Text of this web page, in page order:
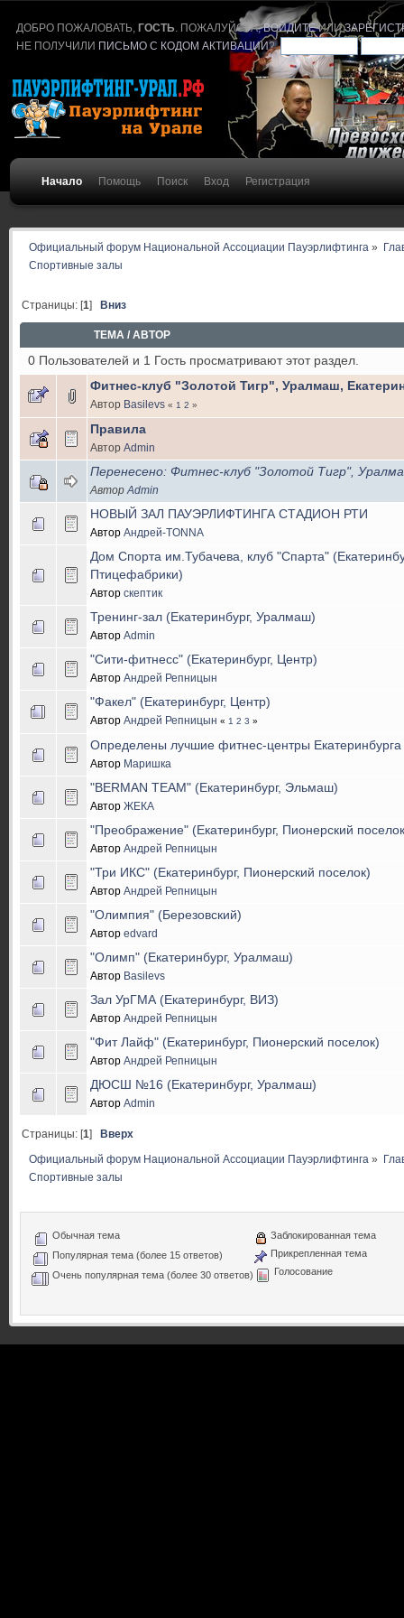
ДОБРО ПОЖАЛОВАТЬ,ГОСТЬ . ПОЖАЛУЙСТА,ВОЙДИТЕИЛИ
НЕ ПОЛУЧИЛИ ПИСЬМО С КОДОМ АКТИВАЦИИ?
Начало Помощь Поиск Вход Регистрация
Официальный форум Национальной Ассоциации Пауэрлифтинга »
Спортивные залы
Страницы: [1]Вниз
ТЕМА /АВТОР
0 Пользователей и 1 Гость просматривают этот раздел.
Фитнес-клуб "Золотой Тигр", Уралмаш,
Автор Basilevs « 1 2 »
Правила
Автор Admin
Перенесено: Фитнес-клуб "Золотой Тигр",
Автор Admin
НОВЫЙ ЗАЛ ПАУЭРЛИФТИНГА СТАДИОН РТИ
Автор Андрей-TONNA
Дом Спорта им.Тубачева, клуб "Спарта"
Птицефабрики)
Автор скептик
Тренинг-зал (Екатеринбург, Уралмаш)
Автор Admin
"Сити-фитнесс" (Екатеринбург, Центр)
Автор Андрей Репницын
"Факел" (Екатеринбург, Центр)
Автор Андрей Репницын « 1 2 3 »
Определены лучшие фитнес-центры Екатеринбурга
Автор Маришка
"BERMAN TEAM" (Екатеринбург, Эльмаш)
Автор ЖЕКА
"Преображение" (Екатеринбург, Пионерский
Автор Андрей Репницын
"Три ИКС" (Екатеринбург, Пионерский поселок)
Автор Андрей Репницын
"Олимпия" (Березовский)
Автор edvard
"Олимп" (Екатеринбург, Уралмаш)
Автор Basilevs
Зал УрГМА (Екатеринбург, ВИЗ)
Автор Андрей Репницын
"Фит Лайф" (Екатеринбург, Пионерский поселок)
Автор Андрей Репницын
ДЮСШ №16 (Екатеринбург, Уралмаш)
Автор Admin
Страницы: [1]Вверх
Официальный форум Национальной Ассоциации Пауэрлифтинга »
Спортивные залы
Обычная тема
Популярная тема (более 15 ответов)
Очень популярная тема (более 30 ответов)
Заблокированная тема
Прикрепленная тема
Голосование